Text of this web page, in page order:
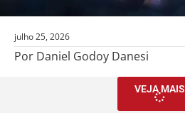
julho 25, 2026
Por Daniel Godoy Danesi
VEJA MAIS